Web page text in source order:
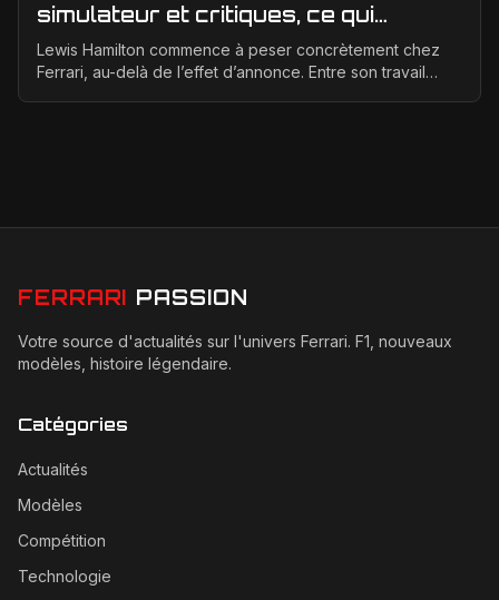
simulateur et critiques, ce qui
change vraiment pour la Scuderia
Lewis Hamilton commence à peser concrètement chez
Ferrari, au-delà de l’effet d’annonce. Entre son travail
FERRARI PASSION
Votre source d'actualités sur l'univers Ferrari. F1, nouveaux
modèles, histoire légendaire.
Catégories
Actualités
Modèles
Compétition
Technologie